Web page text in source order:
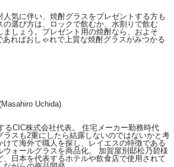
気に伴い、焼酎グラスをプレゼントする方も
選び方は、ロックで飲むか、水割りで飲む
しょう。プレゼント用の焼酎なら、およそ
ればおしゃれで上質な焼酎グラスがみつかる
Uchida)
るCIC株式会社代表。 住宅メーカー勤務時代
ラスも2重にしたら結露しないのではないかと考
けて海外で職人を探し、レイエスの特徴である
ウォールグラスを商品化。 加賀屋別邸松乃碧様
日本を代表するホテルや飲食店で使用されて